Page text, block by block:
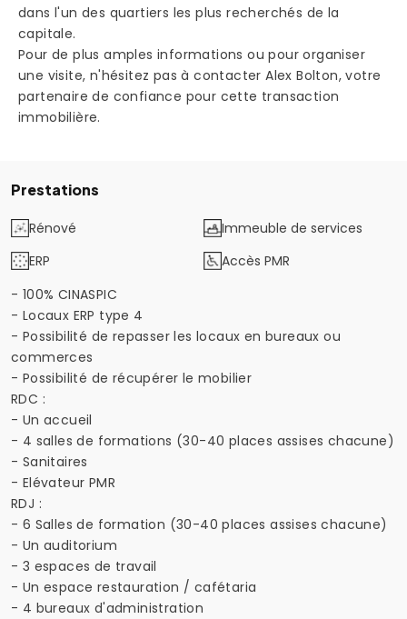
dans l'un des quartiers les plus recherchés de la
capitale.
Pour de plus amples informations ou pour organiser
une visite, n'hésitez pas à contacter Alex Bolton, votre
partenaire de confiance pour cette transaction
immobilière.
Prestations
Rénové
Immeuble de services
ERP
Accès PMR
- 100% CINASPIC
- Locaux ERP type 4
- Possibilité de repasser les locaux en bureaux ou
commerces
- Possibilité de récupérer le mobilier
RDC :
- Un accueil
- 4 salles de formations (30-40 places assises chacune)
- Sanitaires
- Elévateur PMR
RDJ :
- 6 Salles de formation (30-40 places assises chacune)
- Un auditorium
- 3 espaces de travail
- Un espace restauration / cafétaria
- 4 bureaux d'administration